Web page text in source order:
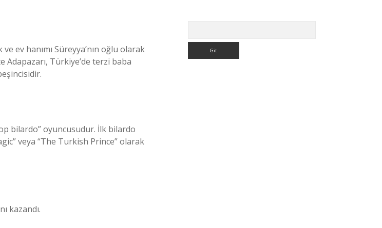
ev hanımı Süreyya’nın oğlu olarak
Adapazarı, Türkiye’de terzi baba
bilardo” oyuncusudur. İlk bilardo
veya “The Turkish Prince” olarak
kazandı.